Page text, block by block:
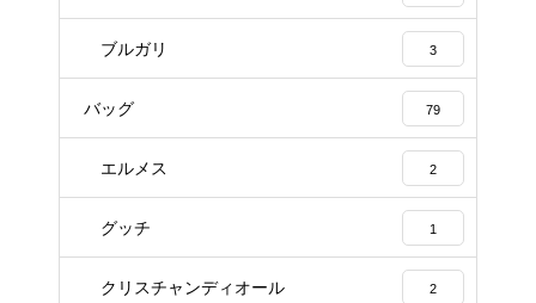
ブルガリ 3
バッグ 79
エルメス 2
グッチ 1
クリスチャンディオール 2